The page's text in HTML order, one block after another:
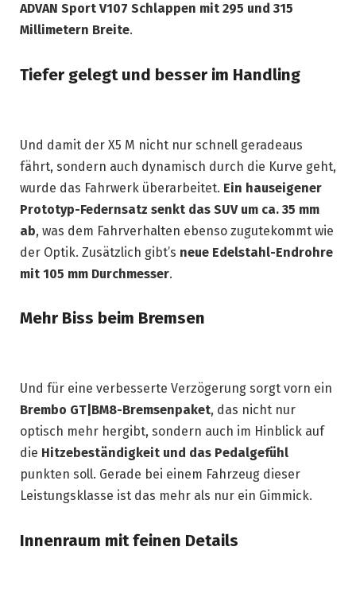
ADVAN Sport V107 Schlappen mit 295 und 315
Millimetern Breite.
Tiefer gelegt und besser im Handling
Und damit der X5 M nicht nur schnell geradeaus
fährt, sondern auch dynamisch durch die Kurve geht,
wurde das Fahrwerk überarbeitet. Ein hauseigener
Prototyp-Federnsatz senkt das SUV um ca. 35 mm
ab, was dem Fahrverhalten ebenso zugutekommt wie
der Optik. Zusätzlich gibt’s neue Edelstahl-Endrohre
mit 105 mm Durchmesser.
Mehr Biss beim Bremsen
Und für eine verbesserte Verzögerung sorgt vorn ein
Brembo GT|BM8-Bremsenpaket, das nicht nur
optisch mehr hergibt, sondern auch im Hinblick auf
die Hitzebeständigkeit und das Pedalgefühl
punkten soll. Gerade bei einem Fahrzeug dieser
Leistungsklasse ist das mehr als nur ein Gimmick.
Innenraum mit feinen Details